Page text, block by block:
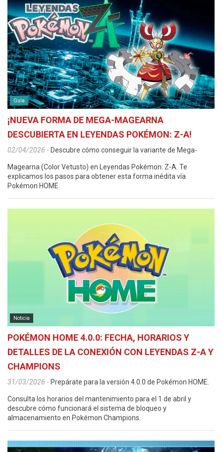
Guía
¡NUEVA FORMA DE MEGA-MAGEARNA
DESCUBIERTA EN LEYENDAS POKÉMON: Z-A!
02/04/2026 - Descubre cómo conseguir la variante de Mega-
Magearna (Color Vetusto) en Leyendas Pokémon: Z-A. Te
explicamos los pasos para obtener esta forma inédita vía
Pokémon HOME.
Noticia
POKÉMON HOME 4.0.0: FECHA, HORARIOS Y
DETALLES DE LA CONEXIÓN CON LEYENDAS Z-A Y
CHAMPIONS
31/03/2026 - Prepárate para la versión 4.0.0 de Pokémon HOME.
Consulta los horarios del mantenimiento para el 1 de abril y
descubre cómo funcionará el sistema de bloqueo y
almacenamiento en Pokémon Champions.